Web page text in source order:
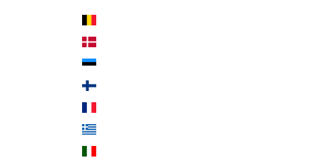
Dänemark (DKK)
Estland (EUR €)
Finnland (EUR €)
Griechenland (EUR €)